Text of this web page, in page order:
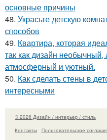
основные причины
48. Украсьте детскую
способов
49. Квартира, которая
так как дизайн
атмосферный и уютный.
50. Как сделать стены в
интересными
© 2026 Дизайн / интерьер / стиль
Контакты
Пользовательское